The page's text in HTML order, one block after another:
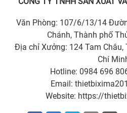
Văn Phòng: 107/6/13/14
Chánh, Thành phố
Địa chỉ Xưởng: 124 Tam Châu,
Chí
Hotline: 0984 696
Email:
Website: https://